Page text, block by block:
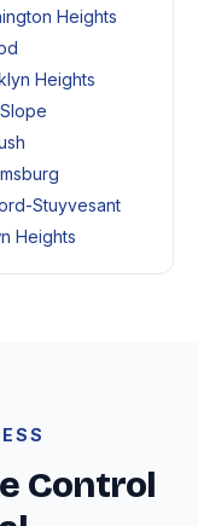
Heights
Heights
Stuyvesant
Heights
Control